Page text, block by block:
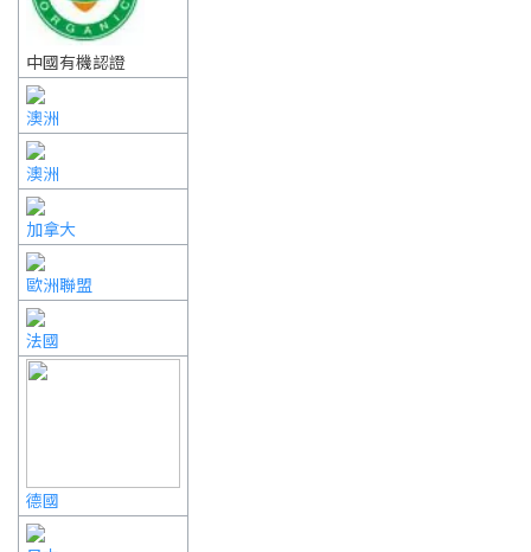
中國有機認證
澳洲
澳洲
加拿大
歐洲聯盟
法國
德國